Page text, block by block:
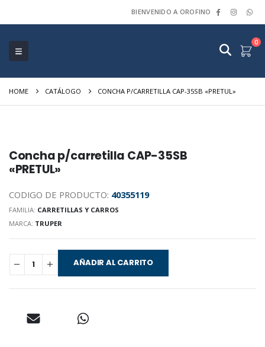
BIENVENIDO A OROFINO
0
HOME CATÁLOGO CONCHA P/CARRETILLA CAP-35SB «PRETUL»
Concha p/carretilla CAP-35SB
«PRETUL»
CODIGO DE PRODUCTO: 40355119
FAMILIA: CARRETILLAS Y CARROS
MARCA: TRUPER
AÑADIR AL CARRITO